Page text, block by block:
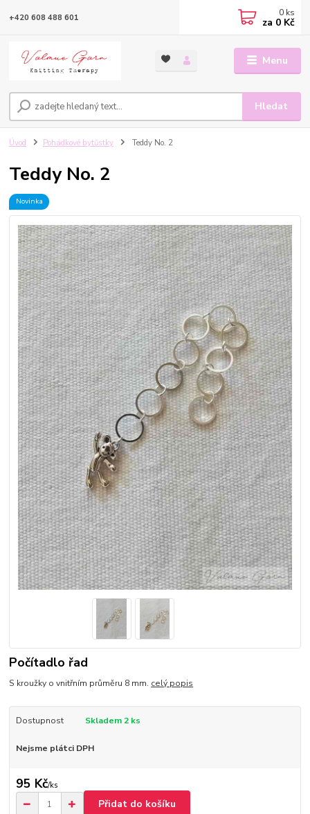
Menu
Hledat
+420 608 488 601 0 ks
za 0 Kč
Úvod Pohádkové bytůstky Teddy No. 2
Teddy No. 2
Novinka
Počítadlo řad
S kroužky o vnitřním průměru 8 mm. celý popis
Dostupnost Skladem 2 ks
Nejsme plátci DPH
95 Kč/ks
Přidat do košíku